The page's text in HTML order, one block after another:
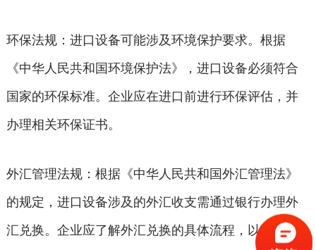
环保法规：进口设备可能涉及环境保护要求。根据
《中华人民共和国环境保护法》，进口设备必须符合
国家的环保标准。企业应在进口前进行环保评估，并
办理相关环保证书。
外汇管理法规：根据《中华人民共和国外汇管理法》
的规定，进口设备涉及的外汇收支需通过银行办理外
汇兑换。企业应了解外汇兑换的具体流程，以确保合